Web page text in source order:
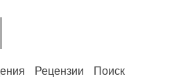
Рецензии
Поиск